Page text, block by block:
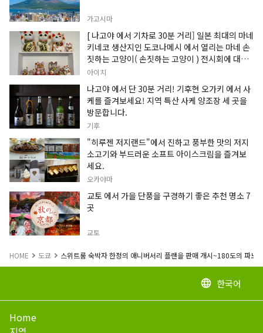
가고시마
[ 나고야 에서 기차로 30분 거리] 일본 최대의 마네
키네코 생산지인 도코나메시 에서 열리는 마네 손
짓하는 고양이( 손짓하는 고양이 ) 전시회에 대한
정보입니다.
아이치
나고야 에서 단 30분 거리! 기후현 오가키 에서 사
케를 즐겨보세요! 지역 특산 사케 양조장 세 곳을
방문합니다.
기후
"히루젠 저지랜드"에서 진하고 풍부한 맛의 저지
소고기와 부드러운 소프트 아이스크림을 즐겨보
세요.
오카야마
교토 에서 가을 단풍을 구경하기 좋은 추천 명소 7
곳
교토
HOME 도쿄 스위트룸 숙박자 한정의 애니버서리 플랜을 판매 개시~180도의 파
language 한국어
Home